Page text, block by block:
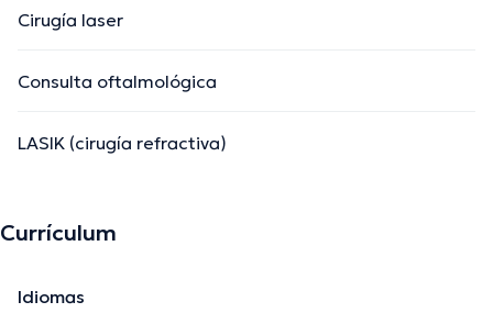
Cirugía laser
Consulta oftalmológica
LASIK (cirugía refractiva)
Currículum
Idiomas